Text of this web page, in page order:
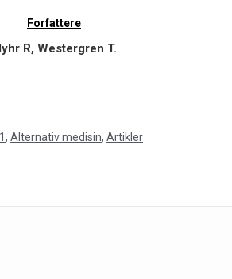
Forfattere
R, Westergren T.
, Alternativ medisin, Artikler